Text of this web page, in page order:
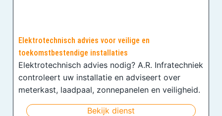
Elektrotechnisch advies voor veilige en
toekomstbestendige installaties
Elektrotechnisch advies nodig? A.R. Infratechniek
controleert uw installatie en adviseert over
meterkast, laadpaal, zonnepanelen en veiligheid.
Bekijk dienst